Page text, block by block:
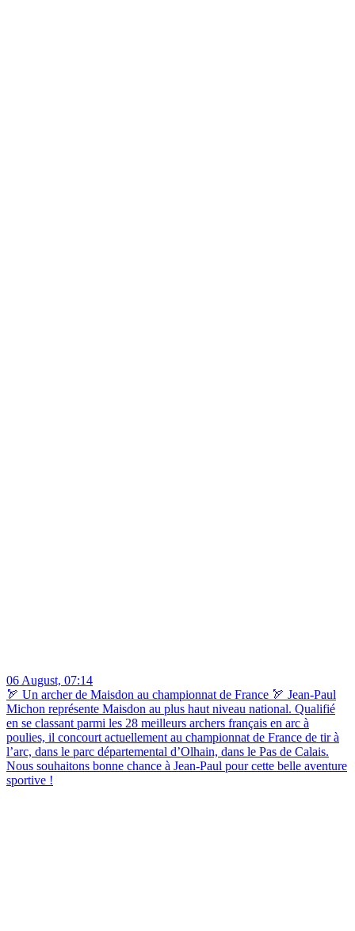
06 August, 07:14
🏹 Un archer de Maisdon au championnat de France 🏹 Jean-Paul
Michon représente Maisdon au plus haut niveau national. Qualifié
en se classant parmi les 28 meilleurs archers français en arc à
poulies, il concourt actuellement au championnat de France de tir à
l’arc, dans le parc départemental d’Olhain, dans le Pas de Calais.
Nous souhaitons bonne chance à Jean-Paul pour cette belle aventure
sportive !